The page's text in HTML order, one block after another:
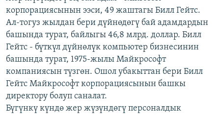
корпорациясынын ээси, 49 жаштагы Билл Гейтс.
Ал-тогуз жылдан бери дүйнөдөгү бай адамдардын
башында турат, байлыгы 46,8 млрд. доллар. Билл
Гейтс - бүткүл дүйнөлүк компьютер бизнесинин
башында турат, 1975-жылы Майкрософт
компаниясын түзгөн. Ошол убакыттан бери Билл
Гейтс Майкрософт корпорациясынын башкы
директору болуп саналат.
Бүгүнкү күндө жер жүзүндөгү персоналдык